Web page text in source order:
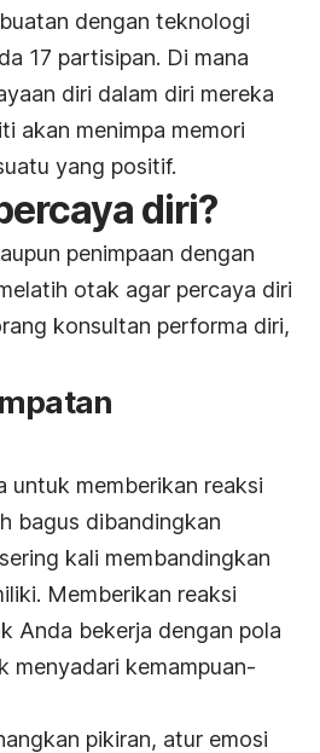
dengan teknologi
17 partisipan. Di mana
diri dalam diri mereka
akan menimpa memori
yang positif.
diri?
penimpaan dengan
otak agar percaya diri
konsultan performa diri,
untuk memberikan reaksi
bagus dibandingkan
kali membandingkan
Memberikan reaksi
Anda bekerja dengan pola
menyadari kemampuan-
pikiran, atur emosi